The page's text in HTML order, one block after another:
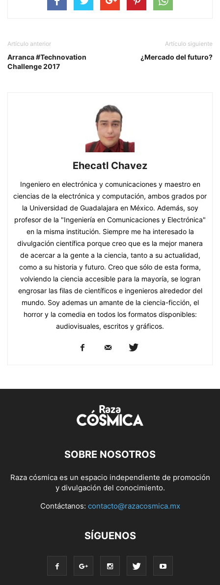
Artículo anterior
Arranca #Technovation
Challenge 2017
Artículo siguiente
¿Mercado del futuro?
Ehecatl Chavez
Ingeniero en electrónica y comunicaciones y maestro en
ciencias de la electrónica y computación, ambos grados por
la Universidad de Guadalajara en México. Además, soy
profesor de la "Ingeniería en Comunicaciones y Electrónica"
en la misma institución. Siempre me ha interesado la
divulgación científica porque creo que es la mejor manera
de acercar a la gente a la ciencia, tanto a su actualidad,
como a su historia y futuro. Creo que sólo de esta forma,
volviendo la ciencia accesible para la mayoría, se logran
engrosar las filas de científicos e ingenieros alrededor del
mundo. Soy ademas un amante de la ciencia-ficción, el
horror y la comedia en todos los formatos disponibles:
audiovisuales, escritos y gráficos.
SOBRE NOSOTROS
Raza cósmica es un espacio independiente de promoción
y divulgación del conocimiento.
Contáctanos: contacto@razacosmica.mx
SÍGUENOS